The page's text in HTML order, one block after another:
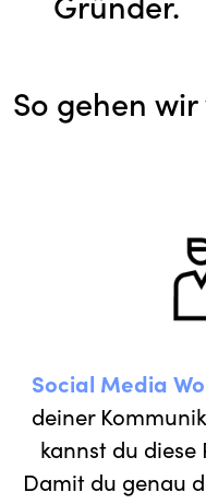
So gehen
Social Media
deiner
kannst du diese
Damit du genau